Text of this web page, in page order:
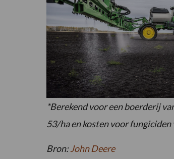
*Berekend voor een boerderij
53/ha en kosten voor
Bron:John Deere